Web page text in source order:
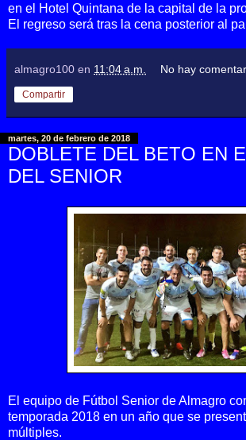
en el Hotel Quintana de la capital de la
El regreso será tras la cena posterior al
almagro100 en 11:04 a.m. No hay
Compartir
martes, 20 de febrero de 2018
DOBLETE DEL BETO EN
DEL SENIOR
El equipo de Fútbol Senior de Almagro
temporada 2018 en un año que se
múltiples.